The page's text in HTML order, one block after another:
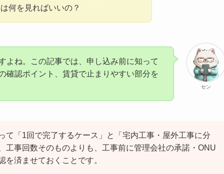
何を見ればいいの？
セン
よね。この記事では、申し込み前に知って
確認ポイント、賃貸で止まりやすい部分を
て「1回で完了するケース」と「宅内工事・屋外工事に分
工事回数そのものよりも、工事前に管理会社の承諾・ONU
済ませておくことです。